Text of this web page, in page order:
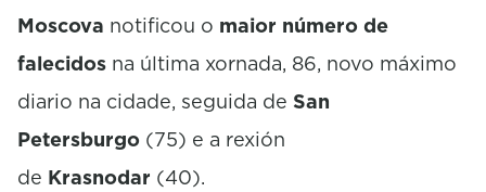
Moscova notificou o maior número de
falecidos na última xornada, 86, novo máximo
diario na cidade, seguida de San
Petersburgo (75) e a rexión
de Krasnodar (40).